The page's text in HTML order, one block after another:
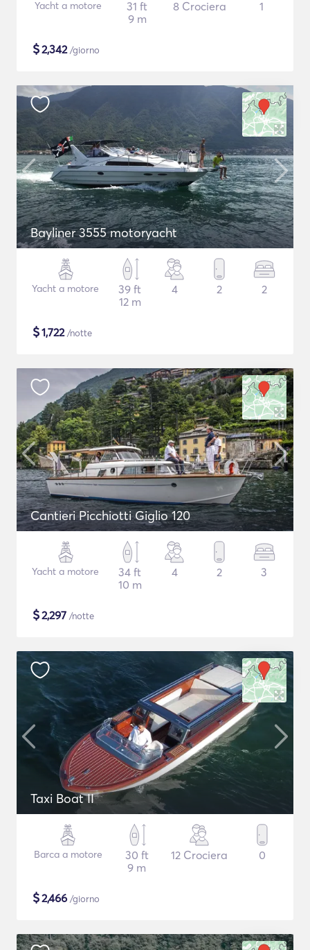
Yacht a motore
31 ft
9 m
8 Crociera 1
$2,342/giorno
Bayliner 3555 motoryacht
Yacht a motore
39 ft
12 m
4 2 2
$1,722/notte
Cantieri Picchiotti Giglio 120
Yacht a motore
34 ft
10 m
4 2 3
$2,297 /notte
Taxi Boat II
Barca a motore
30 ft
9 m
12 Crociera 0
$2,466 /giorno